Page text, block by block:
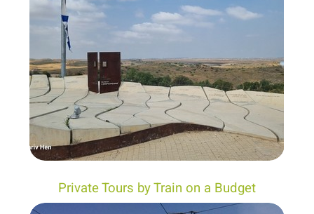
Private Tours by Train on a Budget